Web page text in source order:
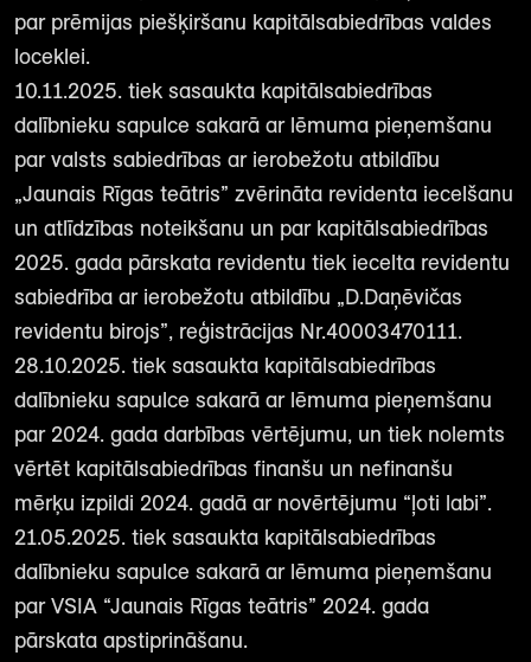
par prēmijas piešķiršanu kapitālsabiedrības valdes
loceklei.
10.11.2025. tiek sasaukta kapitālsabiedrības
dalībnieku sapulce sakarā ar lēmuma pieņemšanu
par valsts sabiedrības ar ierobežotu atbildību
„Jaunais Rīgas teātris” zvērināta revidenta iecelšanu
un atlīdzības noteikšanu un par kapitālsabiedrības
2025. gada pārskata revidentu tiek iecelta revidentu
sabiedrība ar ierobežotu atbildību „D.Daņēvičas
revidentu birojs”, reģistrācijas Nr.40003470111.
28.10.2025. tiek sasaukta kapitālsabiedrības
dalībnieku sapulce sakarā ar lēmuma pieņemšanu
par 2024. gada darbības vērtējumu, un tiek nolemts
vērtēt kapitālsabiedrības finanšu un nefinanšu
mērķu izpildi 2024. gadā ar novērtējumu “ļoti labi”.
21.05.2025. tiek sasaukta kapitālsabiedrības
dalībnieku sapulce sakarā ar lēmuma pieņemšanu
par VSIA “Jaunais Rīgas teātris” 2024. gada
pārskata apstiprināšanu.